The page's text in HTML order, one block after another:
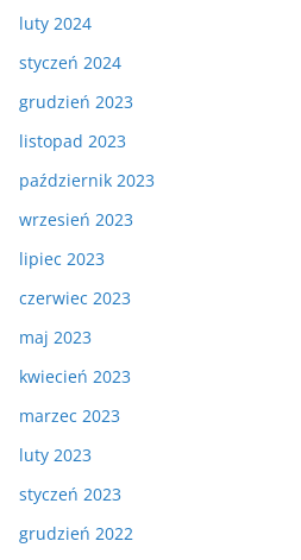
luty 2024
styczeń 2024
grudzień 2023
listopad 2023
październik 2023
wrzesień 2023
lipiec 2023
czerwiec 2023
maj 2023
kwiecień 2023
marzec 2023
luty 2023
styczeń 2023
grudzień 2022